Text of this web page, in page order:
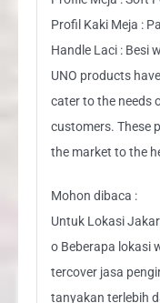
Profil Kaki Meja :
Handle Laci : Besi
UNO products
cater to the needs
customers. These
the market to the
Mohon dibaca :
Untuk Lokasi
o Beberapa lokasi
tercover jasa
tanyakan terlebih